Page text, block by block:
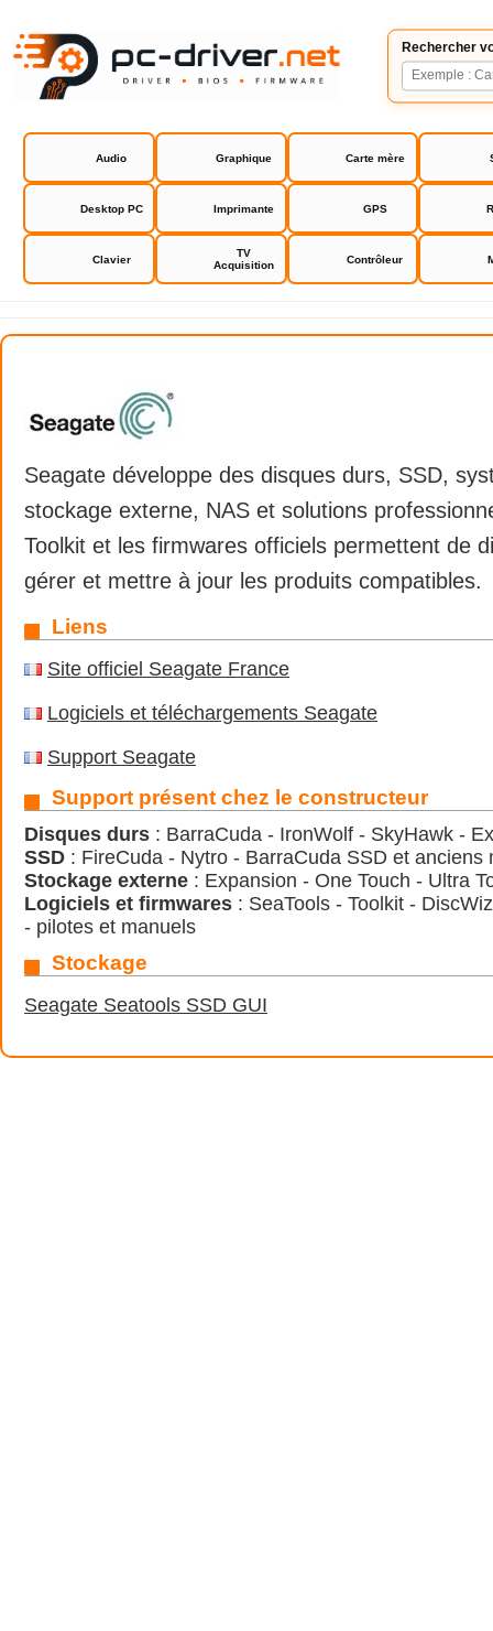
Rechercher
Audio Graphique Carte mère
Desktop PC Imprimante GPS
Clavier
TV
Acquisition
Contrôleur
Seagate
Seagate développe des disques durs, SSD,
stockage externe, NAS et solutions
Toolkit et les firmwares officiels permettent de
gérer et mettre à jour les produits compatibles.
Liens
Site officiel Seagate France
Logiciels et téléchargements Seagate
Support Seagate
Support présent chez le constructeur
Disques durs : BarraCuda - IronWolf - SkyHawk -
SSD : FireCuda - Nytro - BarraCuda SSD et anciens
Stockage externe : Expansion - One Touch - Ultra
Logiciels et firmwares : SeaTools - Toolkit -
- pilotes et manuels
Stockage
Seagate Seatools SSD GUI